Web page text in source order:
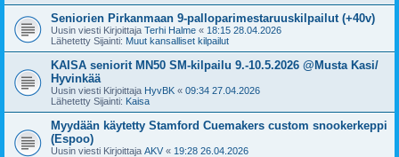
Seniorien Pirkanmaan 9-palloparimestaruuskilpailut (+40v)
Uusin viesti Kirjoittaja Terhi Halme « 18:15 28.04.2026
Lähetetty Sijainti: Muut kansalliset kilpailut
KAISA seniorit MN50 SM-kilpailu 9.-10.5.2026 @Musta Kasi/
Hyvinkää
Uusin viesti Kirjoittaja HyvBK « 09:34 27.04.2026
Lähetetty Sijainti: Kaisa
Myydään käytetty Stamford Cuemakers custom snookerkeppi
(Espoo)
Uusin viesti Kirjoittaja AKV « 19:28 26.04.2026